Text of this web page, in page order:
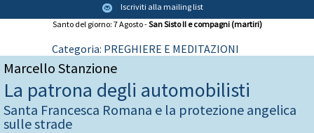
Iscriviti alla mailing list
Santo del giorno: 7 Agosto -San Sisto II e compagni (martiri)
Categoria: PREGHIERE E MEDITAZIONI
Marcello Stanzione
La patrona degli automobilisti
Santa Francesca Romana e la protezione angelica
sulle strade